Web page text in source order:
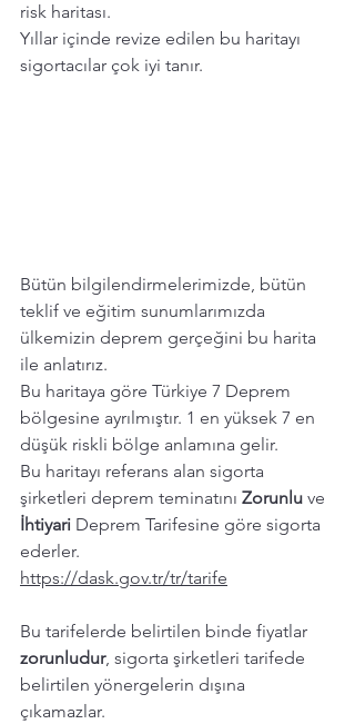
risk haritası.
Yıllar içinde revize edilen bu haritayı
sigortacılar çok iyi tanır.
Bütün bilgilendirmelerimizde, bütün
teklif ve eğitim sunumlarımızda
ülkemizin deprem gerçeğini bu harita
ile anlatırız.
Bu haritaya göre Türkiye 7 Deprem
bölgesine ayrılmıştır. 1 en yüksek 7 en
düşük riskli bölge anlamına gelir.
Bu haritayı referans alan sigorta
şirketleri deprem teminatını Zorunlu ve
İhtiyari Deprem Tarifesine göre sigorta
ederler.
https://dask.gov.tr/tr/tarife
Bu tarifelerde belirtilen binde fiyatlar
zorunludur, sigorta şirketleri tarifede
belirtilen yönergelerin dışına
çıkamazlar.